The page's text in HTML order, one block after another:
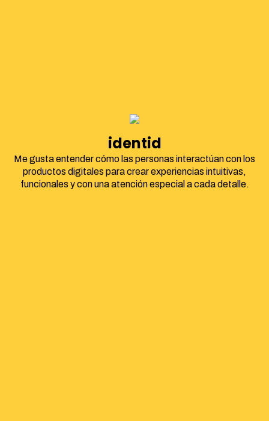
identidad corpor
Me gusta entender cómo las personas interactúan con los
productos digitales para crear experiencias intuitivas,
funcionales y con una atención especial a cada detalle.